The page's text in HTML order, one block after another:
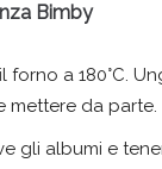
Bimby
forno a 180°C.
mettere da parte.
gli albumi e